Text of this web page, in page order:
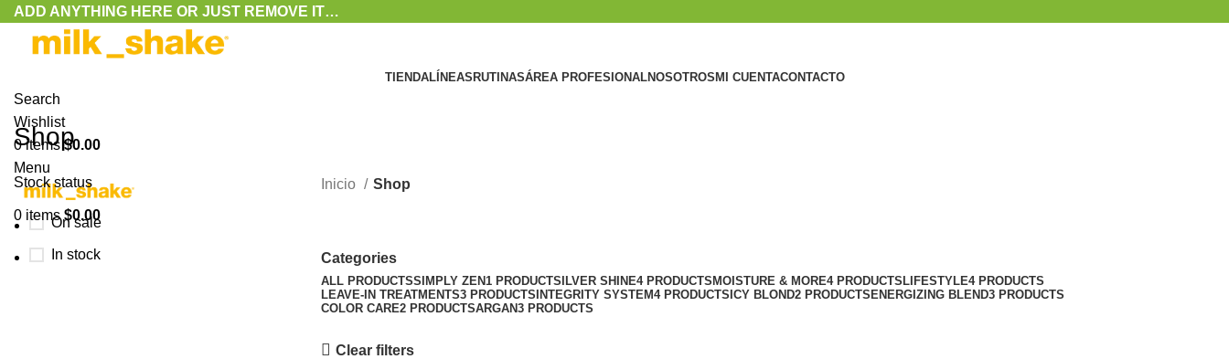
ADD ANYTHING HERE OR JUST REMOVE IT…
TIENDALÍNEAS RUTINASÁREA PROFESIONALNOSOTROS MI CUENTACONTACTO
Search
Wishlist
0items $0.00
Menu
0 items $0.00
Shop
Stock status
On sale
In stock
Inicio Shop
Categories
ALL PRODUCTSSIMPLY ZEN1 PRODUCTSILVER SHINE4 PRODUCTS MOISTURE & MORE4 PRODUCTS LIFESTYLE4 PRODUCTS
LEAVE-IN TREATMENTS3 PRODUCTS INTEGRITY SYSTEM4 PRODUCTS ICY BLOND2 PRODUCTS ENERGIZING BLEND3 PRODUCTS
COLOR CARE2 PRODUCTSARGAN3 PRODUCTS
Clear filters